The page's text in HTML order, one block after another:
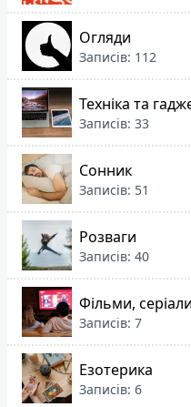
Огляди
Записів: 112
Техніка та
Записів: 33
Сонник
Записів: 51
Розваги
Записів: 40
Фільми,
Записів: 7
Езотерика
Записів: 6